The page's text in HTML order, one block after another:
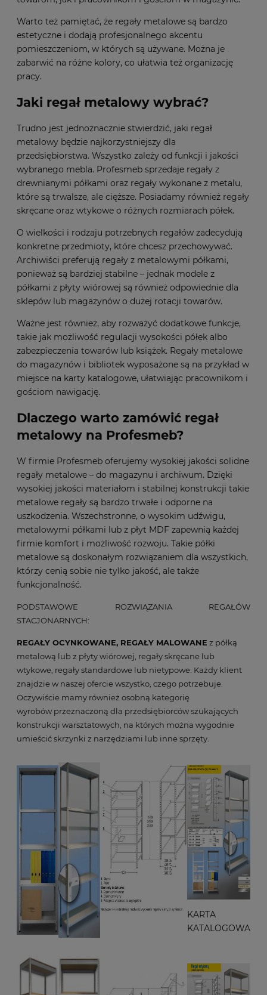
Warto też pamiętać, że regały metalowe są bardzo
estetyczne i dodają profesjonalnego akcentu
pomieszczeniom, w których są używane. Można je
zabarwić na różne kolory, co ułatwia też organizację
pracy.
Jaki regał metalowy wybrać?
Trudno jest jednoznacznie stwierdzić, jaki regał
metalowy będzie najkorzystniejszy dla
przedsiębiorstwa. Wszystko zależy od funkcji i jakości
wybranego mebla. Profesmeb sprzedaje regały z
drewnianymi półkami oraz regały wykonane z metalu,
które są trwalsze, ale cięższe. Posiadamy również regały
skręcane oraz wtykowe o różnych rozmiarach półek.
O wielkości i rodzaju potrzebnych regałów zadecydują
konkretne przedmioty, które chcesz przechowywać.
Archiwiści preferują regały z metalowymi półkami,
ponieważ są bardziej stabilne – jednak modele z
półkami z płyty wiórowej są również odpowiednie dla
sklepów lub magazynów o dużej rotacji towarów.
Ważne jest również, aby rozważyć dodatkowe funkcje,
takie jak możliwość regulacji wysokości półek albo
zabezpieczenia towarów lub książek. Regały metalowe
do magazynów i bibliotek wyposażone są na przykład w
miejsce na karty katalogowe, ułatwiając pracownikom i
gościom nawigację.
Dlaczego warto zamówić regał
metalowy na Profesmeb?
W firmie Profesmeb oferujemy wysokiej jakości solidne
regały metalowe – do magazynu i archiwum. Dzięki
wysokiej jakości materiałom i stabilnej konstrukcji takie
metalowe regały są bardzo trwałe i odporne na
uszkodzenia. Wszechstronne, o wysokim udźwigu,
metalowymi półkami lub z płyt MDF zapewnią każdej
firmie komfort i możliwość rozwoju. Takie półki
metalowe są doskonałym rozwiązaniem dla wszystkich,
którzy cenią sobie nie tylko jakość, ale także
funkcjonalność.
PODSTAWOWE ROZWIĄZANIA REGAŁÓW
STACJONARNYCH:
REGAŁY OCYNKOWANE, REGAŁY MALOWANE z półką
metalową lub z płyty wiórowej, regały skręcane lub
wtykowe, regały standardowe lub nietypowe. Każdy klient
znajdzie w naszej ofercie wszystko, czego potrzebuje.
Oczywiście mamy również osobną kategorię
wyrobów przeznaczoną dla przedsiębiorców szukających
konstrukcji warsztatowych, na których można wygodnie
umieścić skrzynki z narzędziami lub inne sprzęty.
KARTA
KATALOGOWA